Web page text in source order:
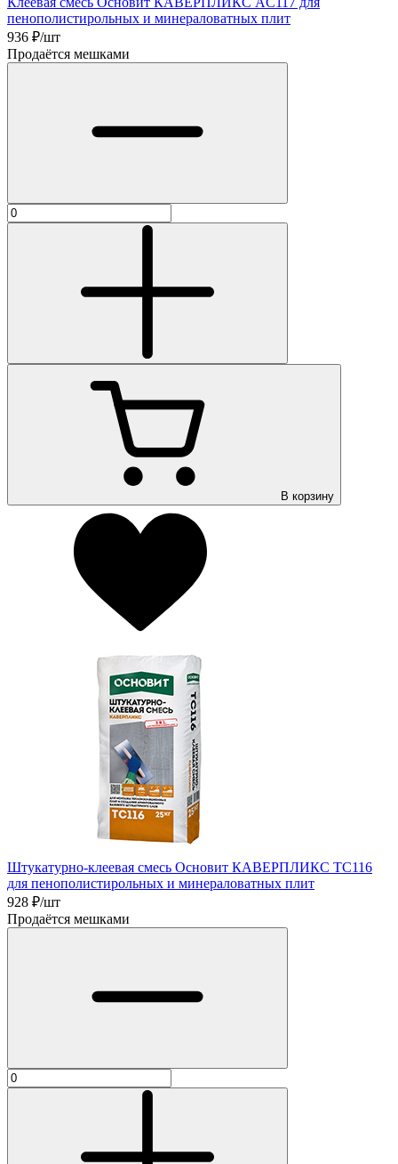
пенополистирольных и минераловатных плит
936 ₽/шт
Продаётся мешками
В корзину
Штукатурно-клеевая смесь Основит КАВЕРПЛИКС TC116
для пенополистирольных и минераловатных плит
928 ₽/шт
Продаётся мешками